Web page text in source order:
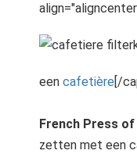
een cafetière [/
French Press
zetten met een